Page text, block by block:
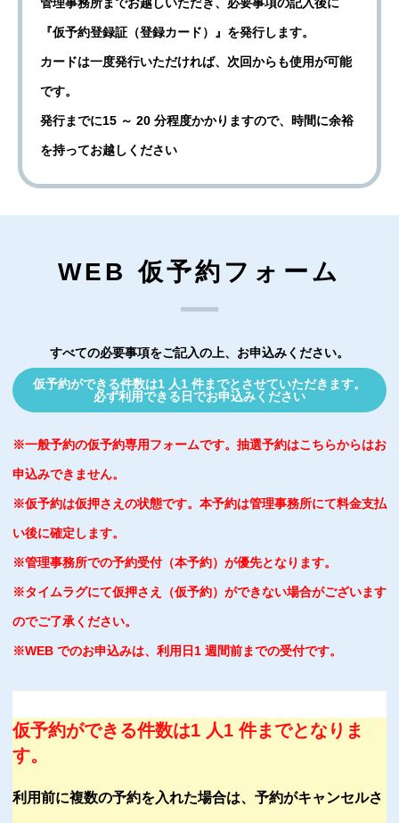
管理事務所までお越しいただき、必要事項の記入後に
『仮予約登録証（登録カード）』を発行します。
カードは一度発行いただければ、次回からも使用が可能
です。
発行までに15 ～ 20 分程度かかりますので、時間に余裕
を持ってお越しください
WEB 仮予約フォーム
すべての必要事項をご記入の上、お申込みください。
仮予約ができる件数は1 人1 件までとさせていただきます。
必ず利用できる日でお申込みください
※一般予約の仮予約専用フォームです。抽選予約はこちらからはお
申込みできません。
※仮予約は仮押さえの状態です。本予約は管理事務所にて料金支払
い後に確定します。
※管理事務所での予約受付（本予約）が優先となります。
※タイムラグにて仮押さえ（仮予約）ができない場合がございます
のでご了承ください。
※WEB でのお申込みは、利用日1 週間前までの受付です。
仮予約ができる件数は1 人1 件までとなりま
す。
利用前に複数の予約を入れた場合は、予約がキャンセルさ